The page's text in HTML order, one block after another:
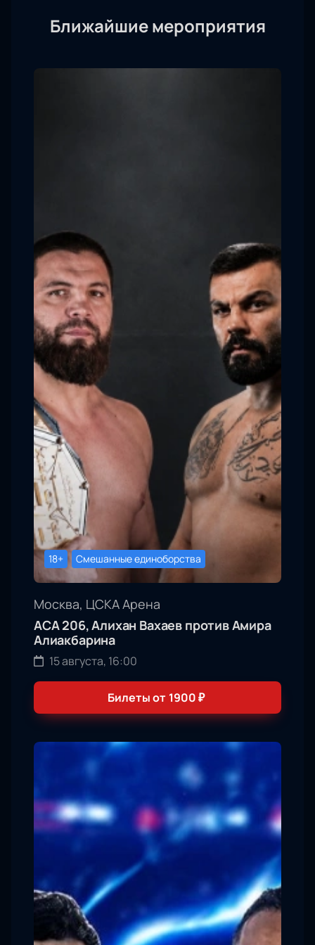
Ближайшие мероприятия
18+ Смешанные единоборства
Москва, ЦСКА Арена
АСА 206, Алихан Вахаев против Амира
Алиакбарина
15 августа, 16:00
Билеты от 1900₽